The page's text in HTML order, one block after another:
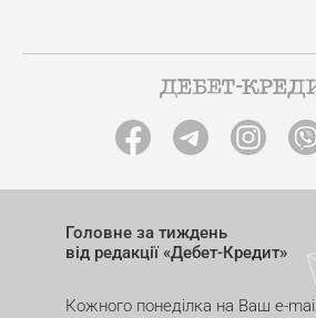
Головне за тиждень
від редакції «Дебет-Кредит»
Кожного понеділка на Ваш e-mail